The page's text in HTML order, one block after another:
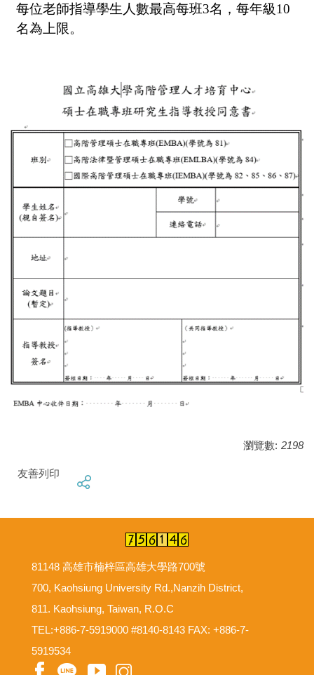
每位老師指導學生人數最高每班3名，每年級10
名為上限。
瀏覽數: 2198
友善列印
81148 高雄市楠梓區高雄大學路700號
700, Kaohsiung University Rd.,Nanzih District,
811. Kaohsiung, Taiwan, R.O.C
TEL:+886-7-5919000 #8140-8143 FAX: +886-7-
5919534